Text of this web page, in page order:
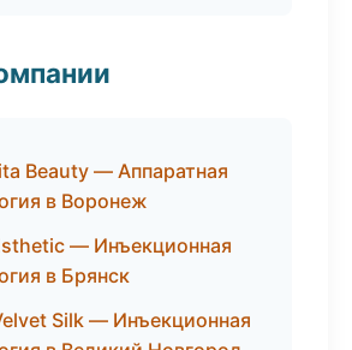
Beauty — Аппаратная
в Воронеж
— Инъекционная
в Брянск
Silk — Инъекционная